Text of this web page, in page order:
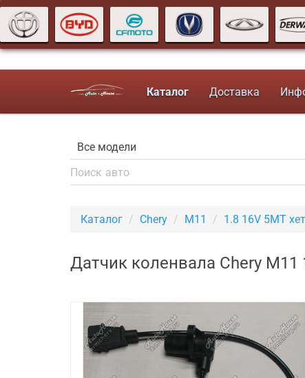
Каталог Доставка
Каталог Chery M11 1.8 16V 5MT
Датчик коленвала Chery M11